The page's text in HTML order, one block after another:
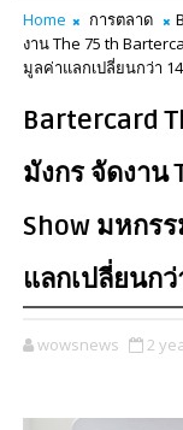
Home การตลาด
งาน The 75 th
มูลค่าแลกเปลี่ยนกว่า
Bartercard
มังกร จัดงาน
Show มหกร
แลกเปลี่ยนก
wowsnews 2